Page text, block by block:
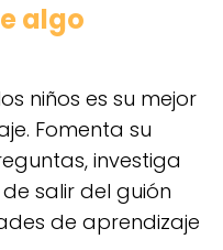
algo
niños es su mejor
Fomenta su
investiga
salir del guión
de aprendizaje